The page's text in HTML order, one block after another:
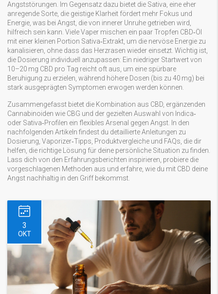
Angststörungen. Im Gegensatz dazu bietet die Sativa eine eher
anregende Sorte, die geistige Klarheit fördert mehr Fokus und
Energie, was bei Angst, die von innerer Unruhe getrieben wird,
hilfreich sein kann. Viele Vaper mischen ein paar Tropfen CBD‑Öl
mit einer kleinen Portion Sativa‑Extrakt, um die nervöse Energie zu
kanalisieren, ohne dass das Herzrasen wieder einsetzt. Wichtig ist,
die Dosierung individuell anzupassen: Ein niedriger Startwert von
10–20 mg CBD pro Tag reicht oft aus, um eine spürbare
Beruhigung zu erzielen, während höhere Dosen (bis zu 40 mg) bei
stark ausgeprägten Symptomen erwogen werden können.
Zusammengefasst bietet die Kombination aus CBD, ergänzenden
Cannabinoiden wie CBG und der gezielten Auswahl von Indica‑
oder Sativa‑Profilen ein flexibles Arsenal gegen Angst. In den
nachfolgenden Artikeln findest du detaillierte Anleitungen zu
Dosierung, Vaporizer‑Tipps, Produktvergleiche und FAQs, die dir
helfen, die richtige Lösung für deine persönliche Situation zu finden.
Lass dich von den Erfahrungsberichten inspirieren, probiere die
vorgeschlagenen Methoden aus und erfahre, wie du mit CBD deine
Angst nachhaltig in den Griff bekommst.
3
OKT